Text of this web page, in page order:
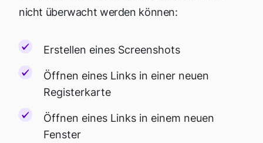
nicht überwacht werden können:
Erstellen eines Screenshots
Öffnen eines Links in einer neuen
Registerkarte
Öffnen eines Links in einem neuen
Fenster